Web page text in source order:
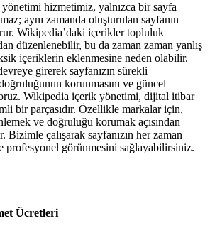
hizmetimiz, yalnızca bir sayfa
aynı zamanda oluşturulan sayfanın
Wikipedia’daki içerikler topluluk
düzenlenebilir, bu da zaman zaman yanlış
içeriklerin eklenmesine neden olabilir.
girerek sayfanızın sürekli
korunmasını ve güncel
Wikipedia içerik yönetimi, dijital itibar
bir parçasıdır. Özellikle markalar için,
ve doğruluğu korumak açısından
Bizimle çalışarak sayfanızın her zaman
profesyonel görünmesini sağlayabilirsiniz.
Ücretleri